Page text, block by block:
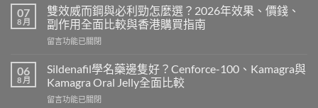
而
鋼
香
港
錢
2026
Viagra
07
8 月
雙效威而鋼與必利勁怎麼選？2026年效果、價錢、
副作用全面比較與香港購買指南
在
效
威
而
鋼
留言功能已關閉
06
8 月
Sildenafil學名藥邊隻好？Cenforce-100、Kamagra與
Kamagra Oral Jelly全面比較
在
留言功能已關閉